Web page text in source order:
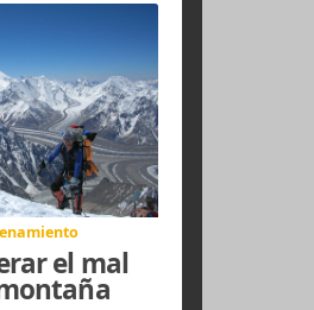
Aprende a instalar
una tirolesa